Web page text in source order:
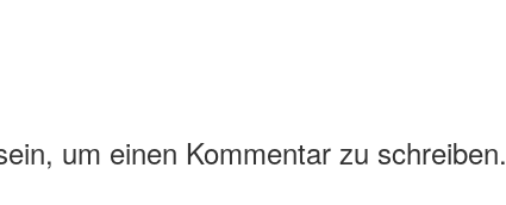
um einen Kommentar zu schreiben.